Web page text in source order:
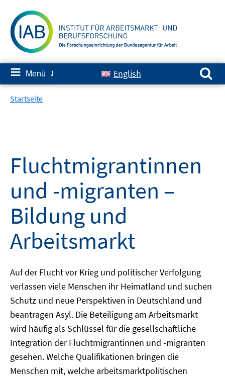
zum
Inhalt
≡ Menü ✘ English
Suchen nach:
Startseite
Fluchtmigrantinnen
und -migranten –
Bildung und
Arbeitsmarkt
Auf der Flucht vor Krieg und politischer Verfolgung
verlassen viele Menschen ihr Heimatland und suchen
Schutz und neue Perspektiven in Deutschland und
beantragen Asyl. Die Beteiligung am Arbeitsmarkt
wird häufig als Schlüssel für die gesellschaftliche
Integration der Fluchtmigrantinnen und -migranten
gesehen. Welche Qualifikationen bringen die
Menschen mit, welche arbeitsmarktpolitischen